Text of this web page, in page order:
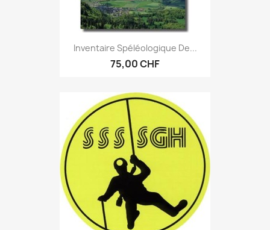
Inventaire Spéléologique De...
75,00 CHF